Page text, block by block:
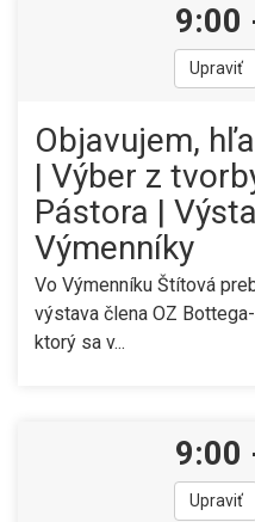
9:00
Upraviť
Objavujem,
| Výber z
Pástora |
Výmenníky
Vo Výmenníku Štítová
výstava člena OZ
ktorý sa v...
9:00
Upraviť